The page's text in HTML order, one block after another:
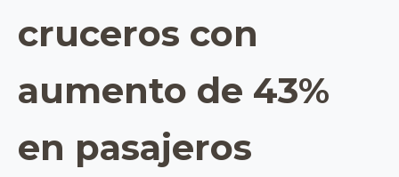
cruceros con
aumento de 43%
en pasajeros